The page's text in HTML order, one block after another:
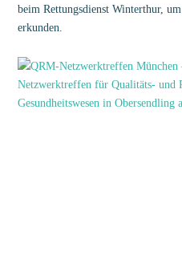
beim Rettungsdienst Winterthur,
erkunden.